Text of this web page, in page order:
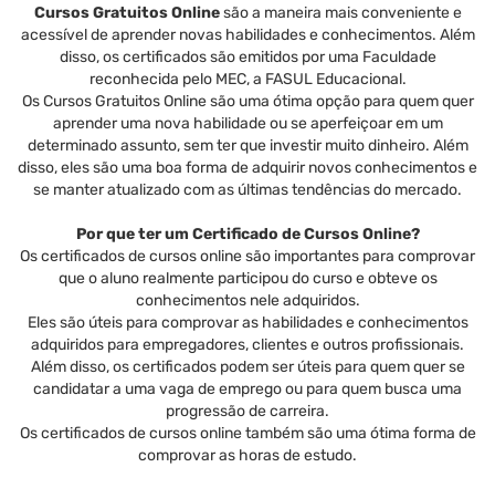
Cursos Gratuitos Onlinesão a maneira mais conveniente e
acessível de aprender novas habilidades e conhecimentos. Além
disso, os certificados são emitidos por uma Faculdade
reconhecida pelo MEC, a FASUL Educacional.
Os Cursos Gratuitos Online são uma ótima opção para quem quer
aprender uma nova habilidade ou se aperfeiçoar em um
determinado assunto, sem ter que investir muito dinheiro. Além
disso, eles são uma boa forma de adquirir novos conhecimentos e
se manter atualizado com as últimas tendências do mercado.
Por que ter um Certificado de Cursos Online?
Os certificados de cursos online são importantes para comprovar
que o aluno realmente participou do curso e obteve os
conhecimentos nele adquiridos.
Eles são úteis para comprovar as habilidades e conhecimentos
adquiridos para empregadores, clientes e outros profissionais.
Além disso, os certificados podem ser úteis para quem quer se
candidatar a uma vaga de emprego ou para quem busca uma
progressão de carreira.
Os certificados de cursos online também são uma ótima forma de
comprovar as horas de estudo.